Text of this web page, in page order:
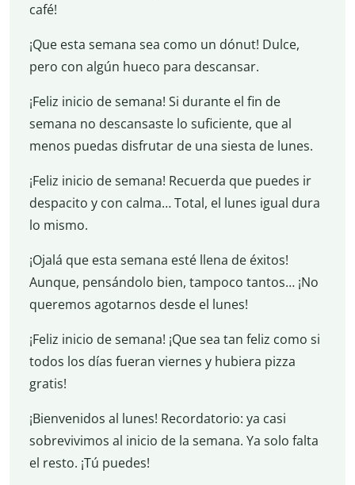
café!
¡Que esta semana sea como un dónut! Dulce,
pero con algún hueco para descansar.
¡Feliz inicio de semana! Si durante el fin de
semana no descansaste lo suficiente, que al
menos puedas disfrutar de una siesta de lunes.
¡Feliz inicio de semana! Recuerda que puedes ir
despacito y con calma… Total, el lunes igual dura
lo mismo.
¡Ojalá que esta semana esté llena de éxitos!
Aunque, pensándolo bien, tampoco tantos… ¡No
queremos agotarnos desde el lunes!
¡Feliz inicio de semana! ¡Que sea tan feliz como si
todos los días fueran viernes y hubiera pizza
gratis!
¡Bienvenidos al lunes! Recordatorio: ya casi
sobrevivimos al inicio de la semana. Ya solo falta
el resto. ¡Tú puedes!